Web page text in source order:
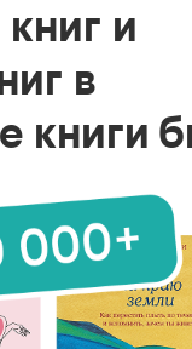
и
в
книги